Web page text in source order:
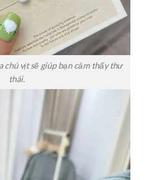
chú vịt sẽ giúp bạn cảm thấy thư
thái.